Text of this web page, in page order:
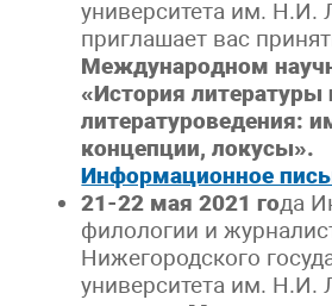
университета им. Н.И.
приглашает вас
Международном
«История литературы
литературоведения:
концепции, локусы».
Информационное
21-22 мая 2021 года
филологии и
Нижегородского
университета им. Н.И.